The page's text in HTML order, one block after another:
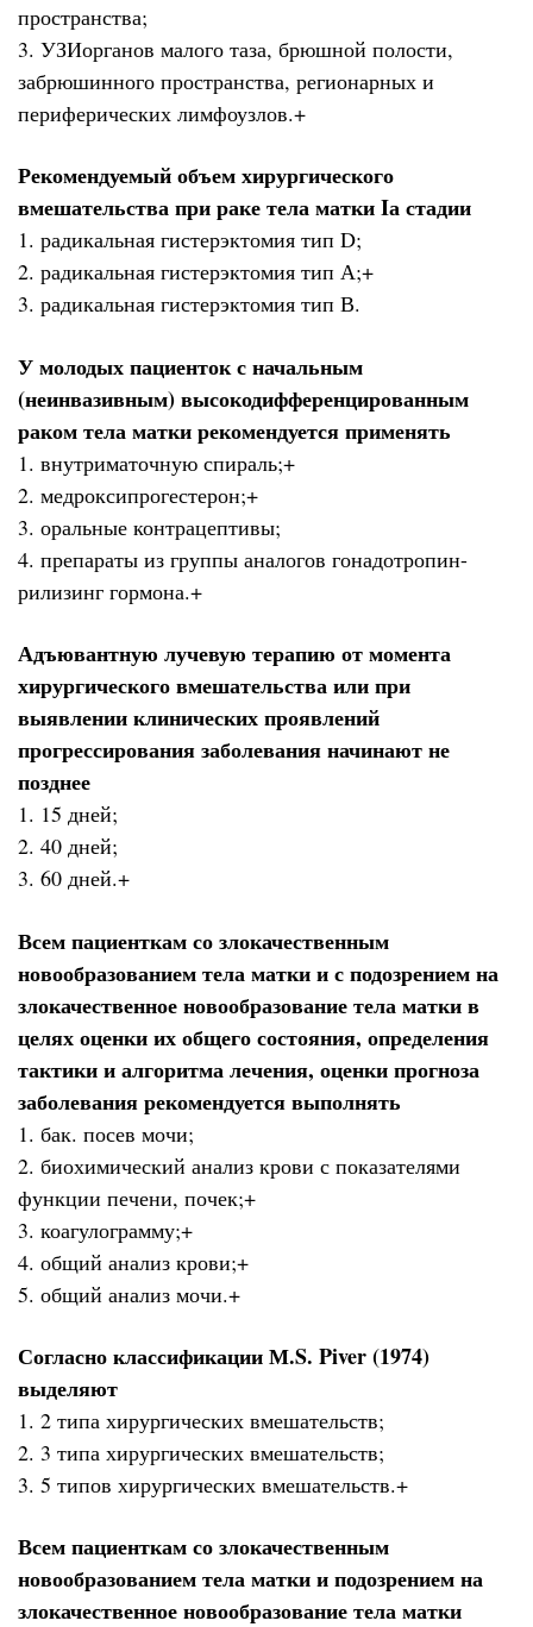
пространства;
3. УЗИорганов малого таза, брюшной полости,
забрюшинного пространства, регионарных и
периферических лимфоузлов.+
Рекомендуемый объем хирургического
вмешательства при раке тела матки Iа стадии
1. радикальная гистерэктомия тип D;
2. радикальная гистерэктомия тип А;+
3. радикальная гистерэктомия тип В.
У молодых пациенток с начальным
(неинвазивным) высокодифференцированным
раком тела матки рекомендуется применять
1. внутриматочную спираль;+
2. медроксипрогестерон;+
3. оральные контрацептивы;
4. препараты из группы аналогов гонадотропин-
рилизинг гормона.+
Адъювантную лучевую терапию от момента
хирургического вмешательства или при
выявлении клинических проявлений
прогрессирования заболевания начинают не
позднее
1. 15 дней;
2. 40 дней;
3. 60 дней.+
Всем пациенткам со злокачественным
новообразованием тела матки и с подозрением на
злокачественное новообразование тела матки в
целях оценки их общего состояния, определения
тактики и алгоритма лечения, оценки прогноза
заболевания рекомендуется выполнять
1. бак. посев мочи;
2. биохимический анализ крови с показателями
функции печени, почек;+
3. коагулограмму;+
4. общий анализ крови;+
5. общий анализ мочи.+
Согласно классификации М.S. Piver (1974)
выделяют
1. 2 типа хирургических вмешательств;
2. 3 типа хирургических вмешательств;
3. 5 типов хирургических вмешательств.+
Всем пациенткам со злокачественным
новообразованием тела матки и подозрением на
злокачественное новообразование тела матки